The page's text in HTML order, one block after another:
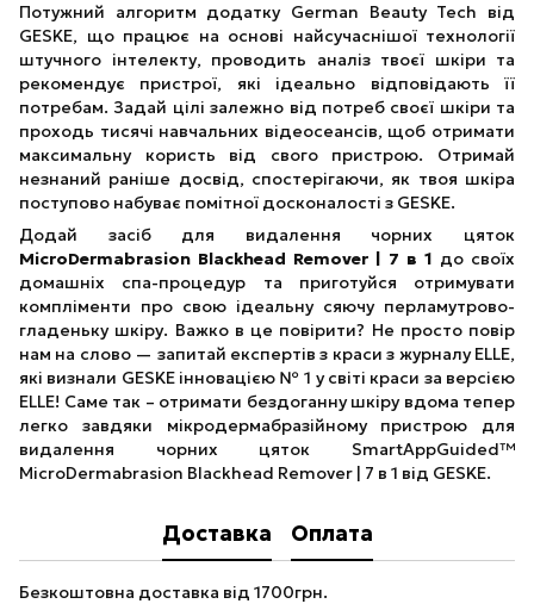
Потужний алгоритм додатку German Beauty Tech від
GESKE, що працює на основі найсучаснішої технології
штучного інтелекту, проводить аналіз твоєї шкіри та
рекомендує пристрої, які ідеально відповідають її
потребам. Задай цілі залежно від потреб своєї шкіри та
проходь тисячі навчальних відеосеансів, щоб отримати
максимальну користь від свого пристрою. Отримай
незнаний раніше досвід, спостерігаючи, як твоя шкіра
поступово набуває помітної досконалості з GESKE.
Додай засіб для видалення чорних цяток
MicroDermabrasion Blackhead Remover | 7 в 1 до своїх
домашніх спа-процедур та приготуйся отримувати
компліменти про свою ідеальну сяючу перламутрово-
гладеньку шкіру. Важко в це повірити? Не просто повір
нам на слово — запитай експертів з краси з журналу ELLE,
які визнали GESKE інновацією № 1 у світі краси за версією
ELLE! Саме так – отримати бездоганну шкіру вдома тепер
легко завдяки мікродермабразійному пристрою для
видалення чорних цяток SmartAppGuided™
MicroDermabrasion Blackhead Remover | 7 в 1 від GESKE.
Доставка Оплата
Безкоштовна доставка від 1700грн.